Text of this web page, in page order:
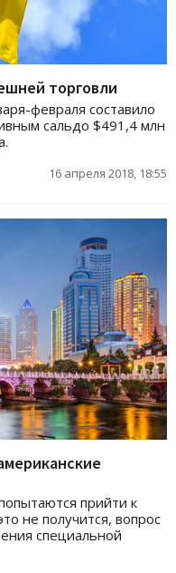
торговли
февраля составило
сальдо $491,4 млн
16 апреля 2018, 18:55
прийти к
не получится, вопрос
специальной